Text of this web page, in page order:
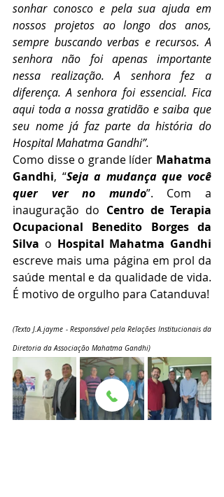
sonhar conosco e pela sua ajuda em
nossos projetos ao longo dos anos,
sempre buscando verbas e recursos. A
senhora não foi apenas importante
nessa realização. A senhora fez a
diferença. A senhora foi essencial. Fica
aqui toda a nossa gratidão e saiba que
seu nome já faz parte da história do
Hospital Mahatma Gandhi”.
Como disse o grande líder Mahatma
Gandhi, “Seja a mudança que você
quer ver no mundo”. Com a
inauguração do Centro de Terapia
Ocupacional Benedito Borges da
Silva o
escreve mais uma página em prol da
saúde mental e da qualidade de vida.
É motivo de orgulho para Catanduva!
(Texto J.A.jayme - Responsável pela Relações Institucionais da
Diretoria da Associação Mahatma Gandhi)